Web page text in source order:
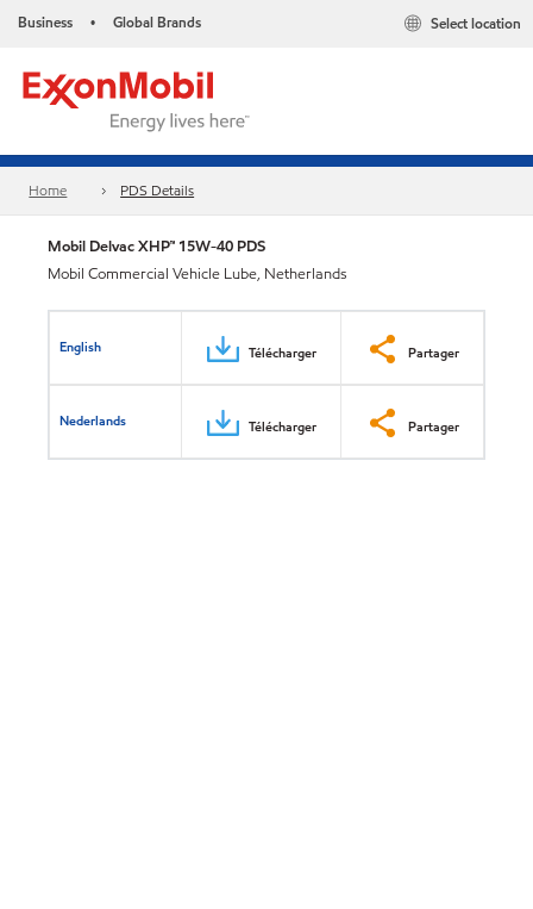
Business • Global Brands Select location
Home PDS Details
Mobil Delvac XHP™ 15W-40 PDS
Mobil Commercial Vehicle Lube, Netherlands
English Télécharger Partager
Nederlands Télécharger Partager